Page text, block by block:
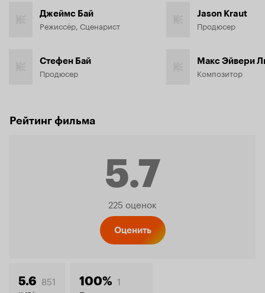
Джеймс Бай
Режиссёр, Сценарист
Стефен Бай
Продюсер
Jason Kraut
Продюсер
Композитор
Рейтинг фильма
5.7
Рейтинг
225 оценок
Оценить
5.6 851 100% 1